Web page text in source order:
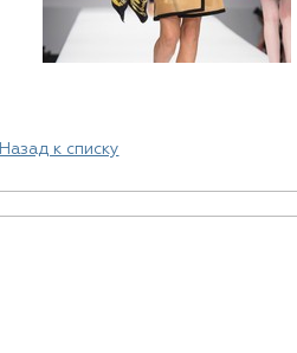
Назад к списку